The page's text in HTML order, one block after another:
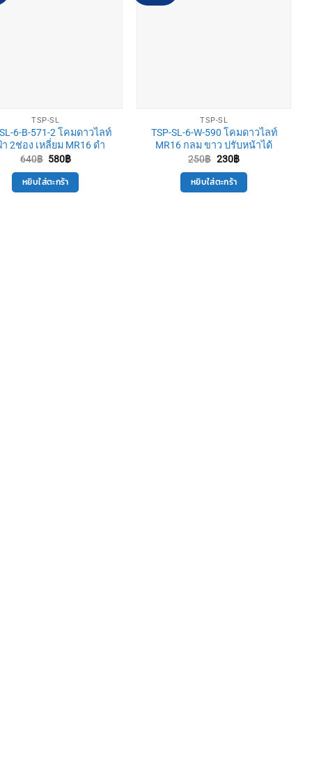
TSP-SL
6-B-571-2 โคมดาวไลท์
า 2ช่อง เหลี่ยม MR16 ดำ
640฿ Original
was:
640฿.
580฿Current
is:
580฿.
หยิบใส่ตะกร้า
TSP-SL
TSP-SL-6-W-590 โคมดาวไลท์
MR16 กลม ขาว ปรับหน้าได้
250฿ Original
was:
250฿.
230฿Current
is:
230฿.
หยิบใส่ตะกร้า